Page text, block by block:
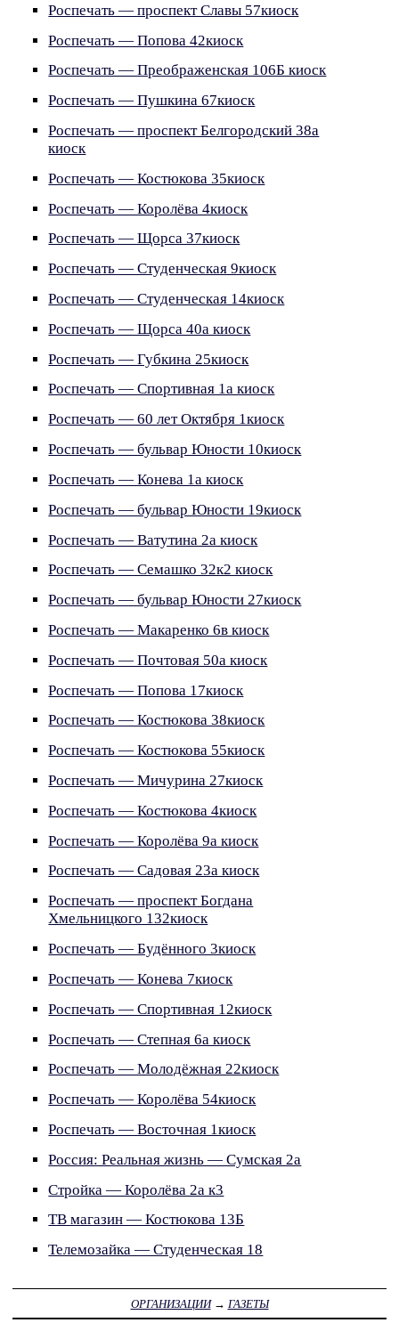
Роспечать — проспект Славы 57киоск
Роспечать — Попова 42киоск
Роспечать — Преображенская 106Б киоск
Роспечать — Пушкина 67киоск
Роспечать — проспект Белгородский 38а
киоск
Роспечать — Костюкова 35киоск
Роспечать — Королёва 4киоск
Роспечать — Щорса 37киоск
Роспечать — Студенческая 9киоск
Роспечать — Студенческая 14киоск
Роспечать — Щорса 40а киоск
Роспечать — Губкина 25киоск
Роспечать — Спортивная 1а киоск
Роспечать — 60 лет Октября 1киоск
Роспечать — бульвар Юности 10киоск
Роспечать — Конева 1а киоск
Роспечать — бульвар Юности 19киоск
Роспечать — Ватутина 2а киоск
Роспечать — Семашко 32к2 киоск
Роспечать — бульвар Юности 27киоск
Роспечать — Макаренко 6в киоск
Роспечать — Почтовая 50а киоск
Роспечать — Попова 17киоск
Роспечать — Костюкова 38киоск
Роспечать — Костюкова 55киоск
Роспечать — Мичурина 27киоск
Роспечать — Костюкова 4киоск
Роспечать — Королёва 9а киоск
Роспечать — Садовая 23а киоск
Роспечать — проспект Богдана
Хмельницкого 132киоск
Роспечать — Будённого 3киоск
Роспечать — Конева 7киоск
Роспечать — Спортивная 12киоск
Роспечать — Степная 6а киоск
Роспечать — Молодёжная 22киоск
Роспечать — Королёва 54киоск
Роспечать — Восточная 1киоск
Россия: Реальная жизнь — Сумская 2а
Стройка — Королёва 2а к3
ТВ магазин — Костюкова 13Б
Телемозайка — Студенческая 18
ОРГАНИЗАЦИИ→ ГАЗЕТЫ